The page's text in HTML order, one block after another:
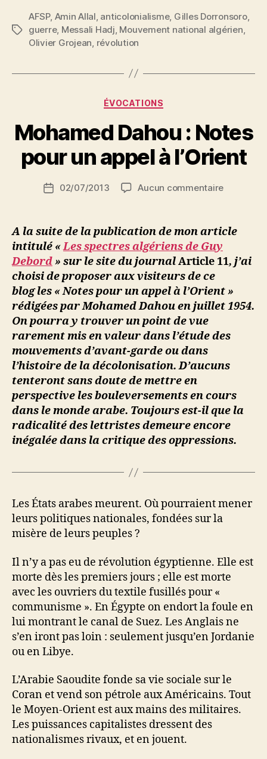
:
acquisition,
des
algériens »
Étiquettes
AFSP, Amin Allal anticolonialisme, Gilles Dorronsoro,
guerre, Messali Hadj Mouvement national algérien
Olivier Grojean révolution
Catégories
ÉVOCATIONS
Mohamed Dahou : Notes
pour un appel à l’Orient
N
d
b
i
M
u
s
s
a
Date02/07/2013 Aucun commentairesur
:
un
à
l’Orient
A la suite de la publication de mon article
intitulé «Les spectres algériens de Guy
Debord» sur le site du journalArticle 11, j’ai
choisi de proposer aux visiteurs de ce
blog les « Notes pour un appel à l’Orient »
rédigées par Mohamed Dahou en juillet 1954.
On pourra y trouver un point de vue
rarement mis en valeur dans l’étude des
mouvements d’avant-garde ou dans
l’histoire de la décolonisation. D’aucuns
tenteront sans doute de mettre en
perspective les bouleversements en cours
dans le monde arabe. Toujours est-il que la
radicalité des lettristes demeure encore
inégalée dans la critique des oppressions.
Les États arabes meurent. Où pourraient mener
leurs politiques nationales, fondées sur la
misère de leurs peuples ?
Il n’y a pas eu de révolution égyptienne. Elle est
morte dès les premiers jours ; elle est morte
avec les ouvriers du textile fusillés pour «
communisme ». En Égypte on endort la foule en
lui montrant le canal de Suez. Les Anglais ne
s’en iront pas loin : seulement jusqu’en Jordanie
ou en Libye.
L’Arabie Saoudite fonde sa vie sociale sur le
Coran et vend son pétrole aux Américains. Tout
le Moyen-Orient est aux mains des militaires.
Les puissances capitalistes dressent des
nationalismes rivaux, et en jouent.